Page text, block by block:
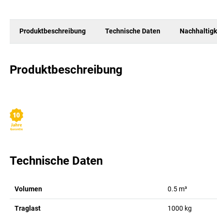
Produktbeschreibung Technische Daten
Produktbeschreibung
Technische Daten
Volumen 0.5 m³
Traglast 1000 kg